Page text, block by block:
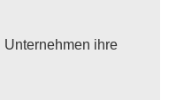
ihre